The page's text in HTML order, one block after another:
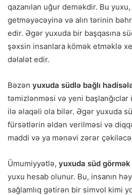
qazanılan uğur deməkdir. Bu
getməyəcəyinə və alın tərinin
edir. Əgər yuxuda bir başqasına
şəxsin insanlara kömək etməklə
dəlalət edir.
Bəzən yuxuda südlə bağlı
təmizlənməsi və yeni
ilə əlaqəli ola bilər. Əgər yuxuda
fürsətlərin əldən verilməsi və
maddi və ya mənəvi zərər
Ümumiyyətlə, yuxuda süd görmək
yuxu hesab olunur. Bu, insanın
sağlamlıq gətirən bir simvol kimi